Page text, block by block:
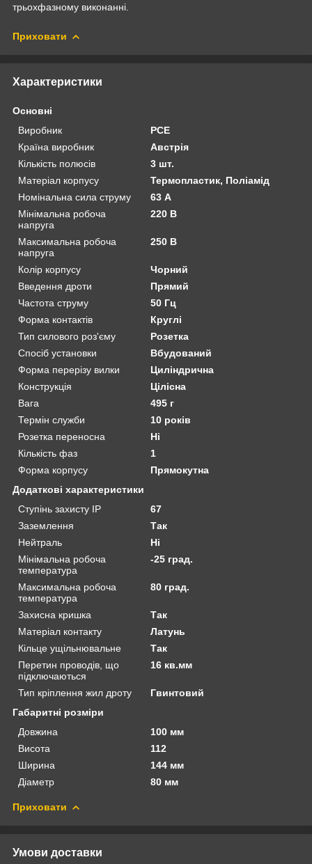
трьохфазному виконанні.
Приховати
Характеристики
Основні
Виробник
PCE
Країна виробник
Австрія
Кількість полюсів
3 шт.
Матеріал корпусу
Термопластик, Поліамід
Номінальна сила струму
63 А
Мінімальна робоча
напруга
220 В
Максимальна робоча
напруга
250 В
Колір корпусу
Чорний
Введення дроти
Прямий
Частота струму
50 Гц
Форма контактів
Круглі
Тип силового роз'єму
Розетка
Спосіб установки
Вбудований
Форма перерізу вилки
Циліндрична
Конструкція
Цілісна
Вага
495 г
Термін служби
10 років
Розетка переносна
Ні
Кількість фаз
1
Форма корпусу
Прямокутна
Додаткові характеристики
Ступінь захисту IP
67
Заземлення
Так
Нейтраль
Ні
Мінімальна робоча
температура
-25 град.
Максимальна робоча
температура
80 град.
Захисна кришка
Так
Матеріал контакту
Латунь
Кільце ущільнювальне
Так
Перетин проводів, що
підключаються
16 кв.мм
Тип кріплення жил дроту
Гвинтовий
Габаритні розміри
Довжина
100 мм
Висота
112
Ширина
144 мм
Діаметр
80 мм
Приховати
Умови доставки